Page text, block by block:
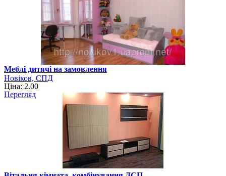
Меблі дитячі на замовлення
Новіков, СПД
Ціна: 2.00
Перегляд